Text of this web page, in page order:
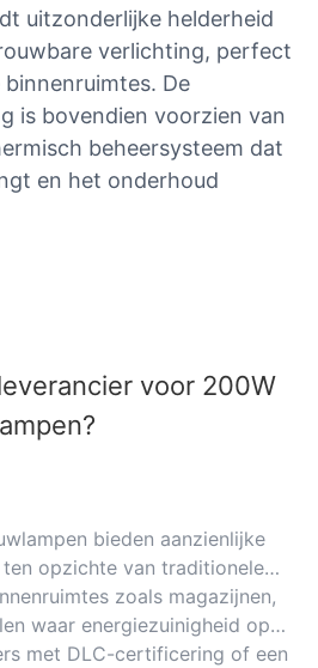
uitzonderlijke helderheid
verlichting, perfect
De
is bovendien voorzien van
beheersysteem dat
en het onderhoud
voor 200W
bieden aanzienlijke
opzichte van traditionele
waardoor
tot wel 50% lager uitvallen.
zoals magazijnen,
waar energiezuinigheid op
is.met DLC-certificering of een